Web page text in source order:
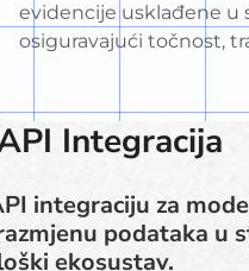
evidencije usklađene
osiguravajući točnost,
Integracija
integraciju za
podataka u
ekosustav.